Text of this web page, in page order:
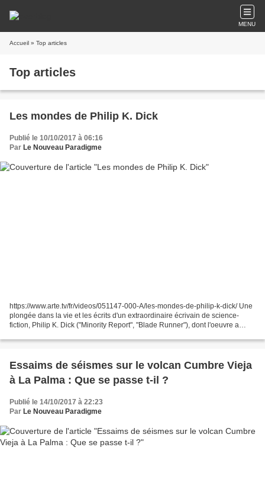
MENU
Accueil » Top articles
Top articles
Les mondes de Philip K. Dick
Publié le 10/10/2017 à 06:16
Par Le Nouveau Paradigme
https://www.arte.tv/fr/videos/051147-000-A/les-mondes-de-philip-k-dick/ Une
plongée dans la vie et les écrits d'un extraordinaire écrivain de science-
fiction, Philip K. Dick ("Minority Report", "Blade Runner"), dont l'oeuvre a
Essaims de séismes sur le volcan Cumbre Vieja
à La Palma : Que se passe t-il ?
Publié le 14/10/2017 à 22:23
Par Le Nouveau Paradigme